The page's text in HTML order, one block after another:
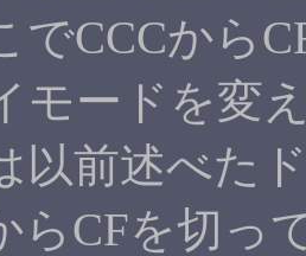
でCCCから
モードを変
以前述べた
らCFを切っ